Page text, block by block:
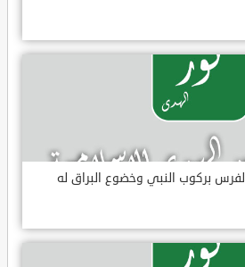
بركوب النبي وخضوع البراق له